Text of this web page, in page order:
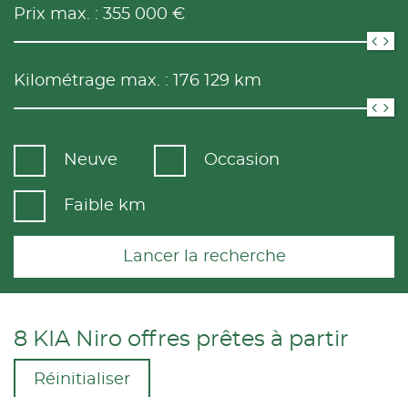
Prix max. : 355 000 €
Kilométrage max. : 176 129 km
Neuve Occasion
Faible km
Lancer la recherche
8 KIA Niro offres prêtes à partir
Réinitialiser